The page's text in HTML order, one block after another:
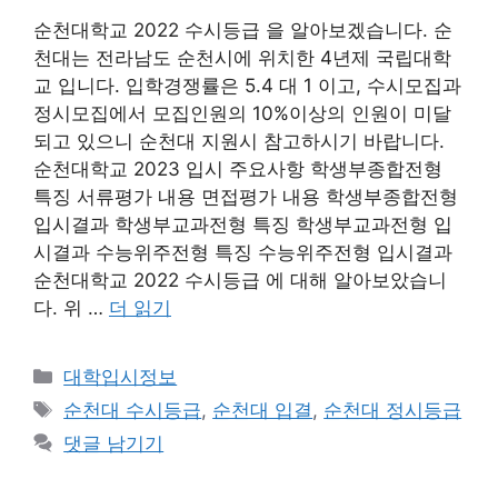
순천대학교 2022 수시등급 을 알아보겠습니다. 순
천대는 전라남도 순천시에 위치한 4년제 국립대학
교 입니다. 입학경쟁률은 5.4 대 1 이고, 수시모집과
정시모집에서 모집인원의 10%이상의 인원이 미달
되고 있으니 순천대 지원시 참고하시기 바랍니다.
순천대학교 2023 입시 주요사항 학생부종합전형
특징 서류평가 내용 면접평가 내용 학생부종합전형
입시결과 학생부교과전형 특징 학생부교과전형 입
시결과 수능위주전형 특징 수능위주전형 입시결과
순천대학교 2022 수시등급 에 대해 알아보았습니
다. 위 … 더 읽기
카
테
리
대학입시정보
태
그
순천대 수시등급, 순천대 입결 , 순천대 정시등급
댓글 남기기